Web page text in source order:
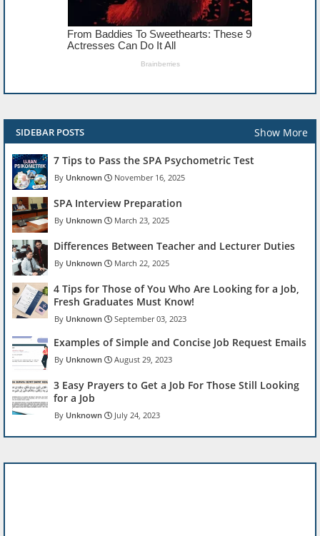
SIDEBAR POSTS Show More
7 Tips to Pass the SPA Psychometric Test
Unknown November 16, 2025
SPA Interview Preparation
Unknown March 23, 2025
Differences Between Teacher and Lecturer Duties
Unknown March 22, 2025
4 Tips for Those of You Who Are Looking for a Job,
Fresh Graduates Must Know!
Unknown September 03, 2023
Examples of Simple and Concise Job Request Emails
Unknown August 29, 2023
3 Easy Prayers to Get a Job For Those Still Looking
for a Job
Unknown July 24, 2023